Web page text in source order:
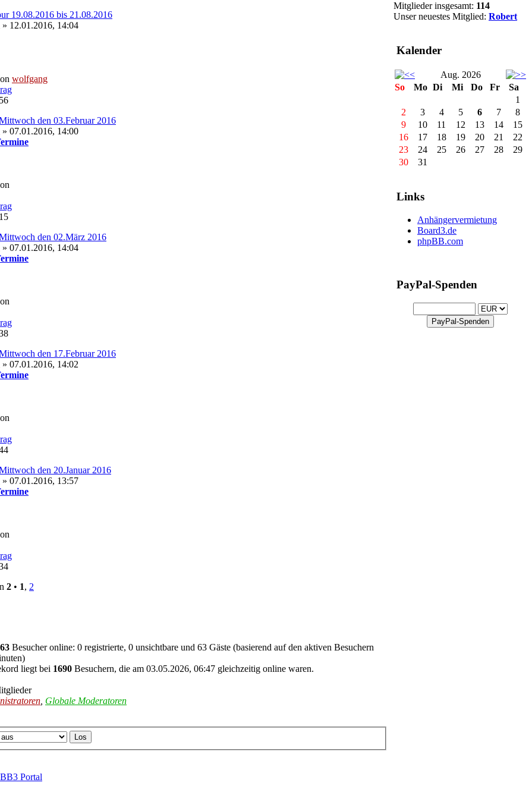
19.08.2016 bis 21.08.2016
» 12.01.2016, 14:04
wolfgang
den 03.Februar 2016
» 07.01.2016, 14:00
den 02.März 2016
» 07.01.2016, 14:04
den 17.Februar 2016
» 07.01.2016, 14:02
den 20.Januar 2016
» 07.01.2016, 13:57
2 • 1, 2
63 Besucher online: 0 registrierte, 0 unsichtbare und 63 Gäste (basierend auf den aktiven Besuchern
liegt bei 1690 Besuchern, die am 03.05.2026, 06:47 gleichzeitig online waren.
Globale Moderatoren
Portal
Mitglieder insgesamt: 114
Unser neuestes Mitglied: Robert
Kalender
Aug. 2026
So
Mo Di Mi Do Fr
Sa
1
2
3 4 5 6 7
8
9
10 11 12 13 14
15
16
17 18 19 20 21
22
23
24 25 26 27 28
29
30
31
Links
Anhängervermietung
Board3.de
phpBB.com
PayPal-Spenden